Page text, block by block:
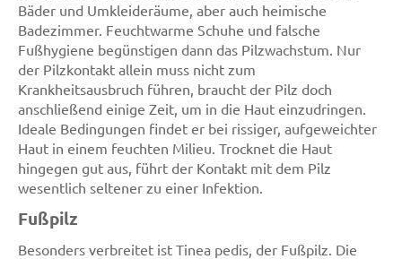
Bäder und Umkleideräume, aber auch heimische
Badezimmer. Feuchtwarme Schuhe und falsche
Fußhygiene begünstigen dann das Pilzwachstum. Nur
der Pilzkontakt allein muss nicht zum
Krankheitsausbruch führen, braucht der Pilz doch
anschließend einige Zeit, um in die Haut einzudringen.
Ideale Bedingungen findet er bei rissiger, aufgeweichter
Haut in einem feuchten Milieu. Trocknet die Haut
hingegen gut aus, führt der Kontakt mit dem Pilz
wesentlich seltener zu einer Infektion.
Fußpilz
Besonders verbreitet ist Tinea pedis, der Fußpilz. Die